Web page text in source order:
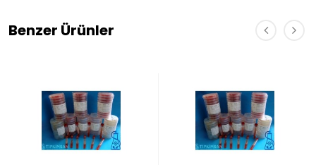
Benzer Ürünler